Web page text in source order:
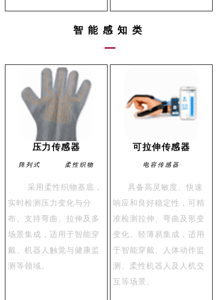
智能感知类
压力传感器
阵列式 柔性织物
采用柔性织物基底，
实时检测压力变化与分
布。支持弯曲、拉伸及多
场景集成，适用于智能穿
戴、机器人触觉与健康监
测等领域。
可拉伸传感器
电容传感器
具备高灵敏度、快速
响应和良好稳定性，可精
准检测拉伸、弯曲及形变
变化。轻薄易集成，适用
于智能穿戴、人体动作监
测、柔性机器人及人机交
互等场景。